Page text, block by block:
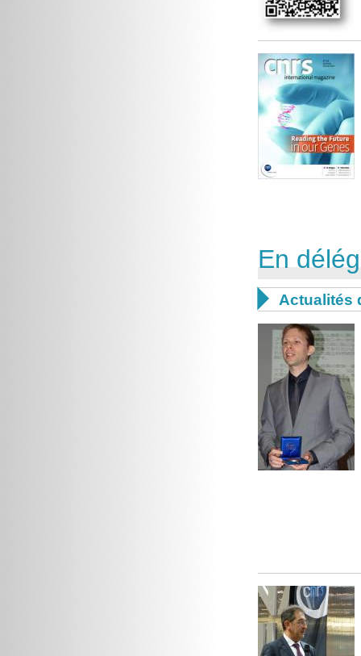
En
 Actualités